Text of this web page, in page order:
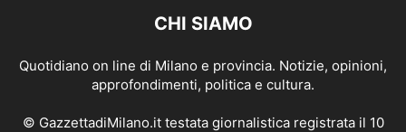
CHI SIAMO
Quotidiano on line di Milano e provincia. Notizie, opinioni,
approfondimenti, politica e cultura.
© GazzettadiMilano.it testata giornalistica registrata il 10